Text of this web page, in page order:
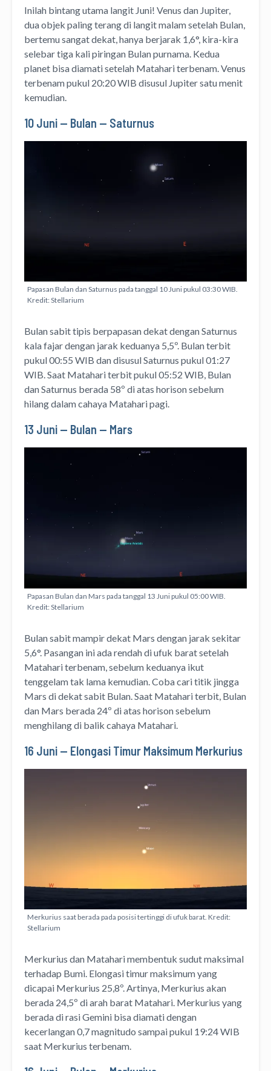
Inilah bintang utama langit Juni! Venus dan Jupiter,
dua objek paling terang di langit malam setelah Bulan,
bertemu sangat dekat, hanya berjarak 1,6°, kira-kira
selebar tiga kali piringan Bulan purnama. Kedua
planet bisa diamati setelah Matahari terbenam. Venus
terbenam pukul 20:20 WIB disusul Jupiter satu menit
kemudian.
10 Juni — Bulan — Saturnus
Papasan Bulan dan Saturnus pada tanggal 10 Juni pukul 03:30 WIB.
Kredit: Stellarium
Bulan sabit tipis berpapasan dekat dengan Saturnus
kala fajar dengan jarak keduanya 5,5º. Bulan terbit
pukul 00:55 WIB dan disusul Saturnus pukul 01:27
WIB. Saat Matahari terbit pukul 05:52 WIB, Bulan
dan Saturnus berada 58º di atas horison sebelum
hilang dalam cahaya Matahari pagi.
13 Juni — Bulan — Mars
Papasan Bulan dan Mars pada tanggal 13 Juni pukul 05:00 WIB.
Kredit: Stellarium
Bulan sabit mampir dekat Mars dengan jarak sekitar
5,6°. Pasangan ini ada rendah di ufuk barat setelah
Matahari terbenam, sebelum keduanya ikut
tenggelam tak lama kemudian. Coba cari titik jingga
Mars di dekat sabit Bulan. Saat Matahari terbit, Bulan
dan Mars berada 24º di atas horison sebelum
menghilang di balik cahaya Matahari.
16 Juni — Elongasi Timur Maksimum Merkurius
Merkurius saat berada pada posisi tertinggi di ufuk barat. Kredit:
Stellarium
Merkurius dan Matahari membentuk sudut maksimal
terhadap Bumi. Elongasi timur maksimum yang
dicapai Merkurius 25,8º. Artinya, Merkurius akan
berada 24,5º di arah barat Matahari. Merkurius yang
berada di rasi Gemini bisa diamati dengan
kecerlangan 0,7 magnitudo sampai pukul 19:24 WIB
saat Merkurius terbenam.